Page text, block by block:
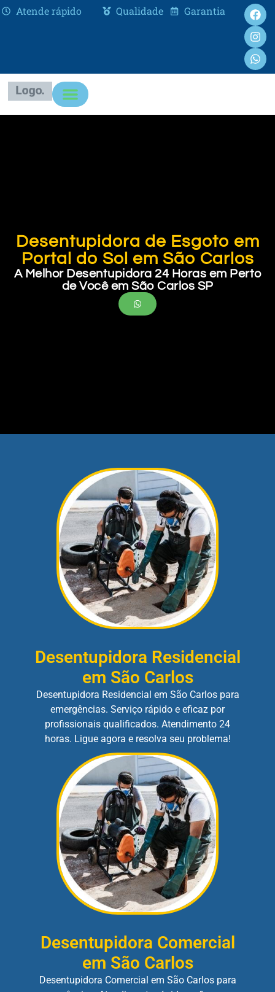
Atende rápido Qualidade Garantia
Desentupidora de Esgoto em
Portal do Sol em São Carlos
A Melhor Desentupidora 24 Horas em Perto
de Você em São Carlos SP
Desentupidora Residencial
em São Carlos
Desentupidora Residencial em São Carlos para
emergências. Serviço rápido e eficaz por
profissionais qualificados. Atendimento 24
horas. Ligue agora e resolva seu problema!
Desentupidora Comercial
em São Carlos
Desentupidora Comercial em São Carlos para